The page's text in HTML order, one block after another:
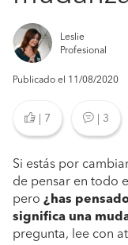
Leslie
Profesional
Publicado el 11/08/2020
7 3
Si estás por
de pensar en todo
pero ¿has
significa una
pregunta, lee con